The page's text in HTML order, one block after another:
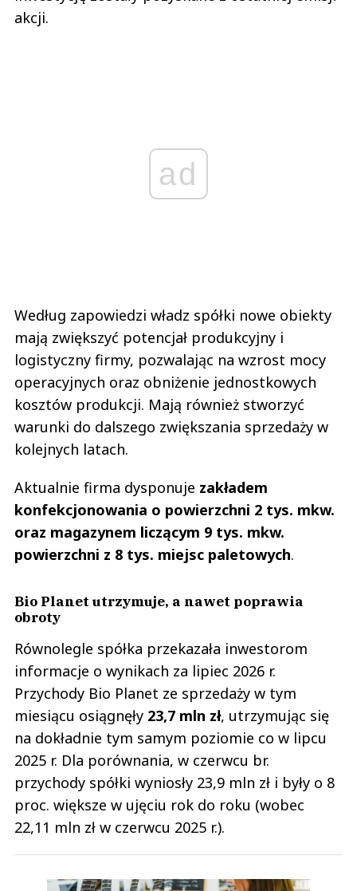
akcji.
ad
Według zapowiedzi władz spółki nowe obiekty
mają zwiększyć potencjał produkcyjny i
logistyczny firmy, pozwalając na wzrost mocy
operacyjnych oraz obniżenie jednostkowych
kosztów produkcji. Mają również stworzyć
warunki do dalszego zwiększania sprzedaży w
kolejnych latach.
Aktualnie firma dysponuje zakładem
konfekcjonowania o powierzchni 2 tys. mkw.
oraz magazynem liczącym 9 tys. mkw.
powierzchni z 8 tys. miejsc paletowych.
Bio Planet utrzymuje, a nawet poprawia
obroty
Równolegle spółka przekazała inwestorom
informacje o wynikach za lipiec 2026 r.
Przychody Bio Planet ze sprzedaży w tym
miesiącu osiągnęły 23,7 mln zł, utrzymując się
na dokładnie tym samym poziomie co w lipcu
2025 r. Dla porównania, w czerwcu br.
przychody spółki wyniosły 23,9 mln zł i były o 8
proc. większe w ujęciu rok do roku (wobec
22,11 mln zł w czerwcu 2025 r.).